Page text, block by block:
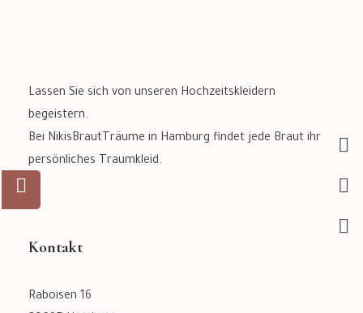
Lassen Sie sich von unseren Hochzeitskleidern
begeistern.
Bei NikisBrautTräume in Hamburg findet jede Braut ihr
persönliches Traumkleid.
Kontakt
Raboisen 16